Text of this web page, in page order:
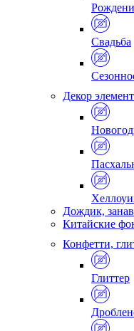
Свадьба
Декор
Дождик,
Китайские
Конфетти,
Глиттер